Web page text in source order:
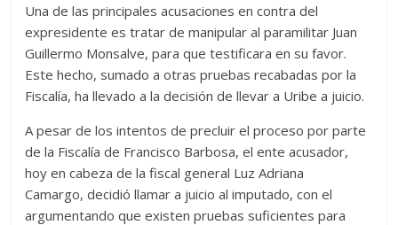
Una de las principales acusaciones en contra del
expresidente es tratar de manipular al paramilitar Juan
Guillermo Monsalve, para que testificara en su favor.
Este hecho, sumado a otras pruebas recabadas por la
Fiscalía, ha llevado a la decisión de llevar a Uribe a juicio.
A pesar de los intentos de precluir el proceso por parte
de la Fiscalía de Francisco Barbosa, el ente acusador,
hoy en cabeza de la fiscal general Luz Adriana
Camargo, decidió llamar a juicio al imputado, con el
argumentando que existen pruebas suficientes para